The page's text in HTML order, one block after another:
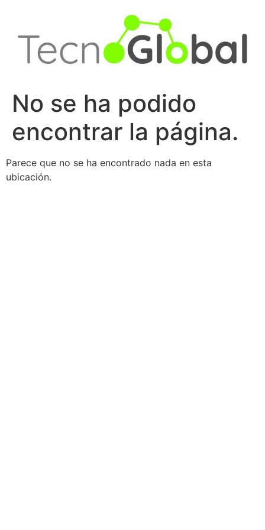
contenido
No se ha podido
encontrar la página.
Parece que no se ha encontrado nada en esta
ubicación.